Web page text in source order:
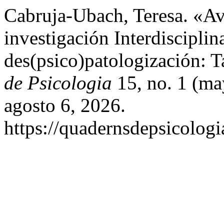
Cabruja-Ubach, Teresa.
investigación
des(psico)patologización:
de Psicologia 15, no. 1
agosto 6, 2026.
https://